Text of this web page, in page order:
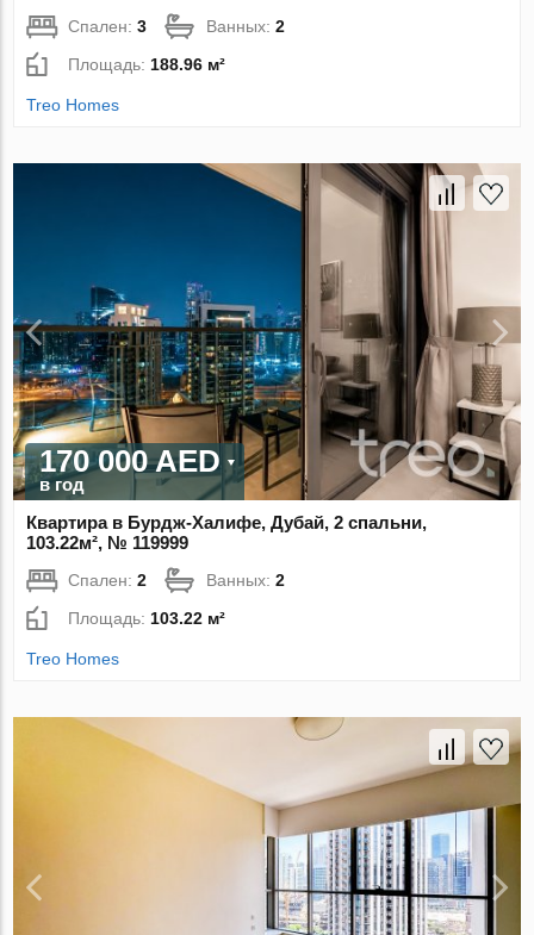
Спален:3 Ванных:2
Площадь: 188.96 м²
Treo Homes
170 000 AED
в год
Квартира в Бурдж-Халифе, Дубай, 2 спальни,
103.22м², № 119999
Спален:2 Ванных:2
Площадь:103.22 м²
Treo Homes